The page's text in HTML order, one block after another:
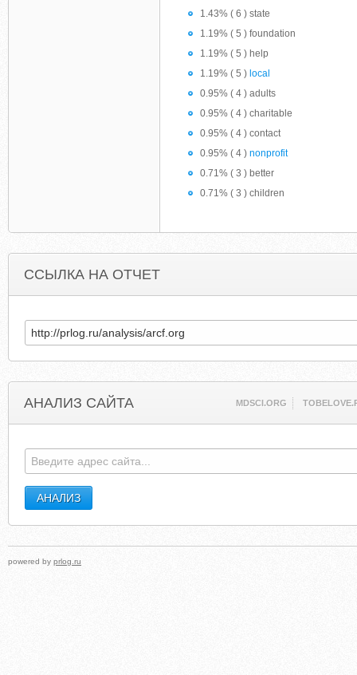
1.43% ( 6 ) state
1.19% ( 5 ) foundation
1.19% ( 5 ) help
1.19% ( 5 ) local
0.95% ( 4 ) adults
0.95% ( 4 ) charitable
0.95% ( 4 ) contact
0.95% ( 4 ) nonprofit
0.71% ( 3 ) better
0.71% ( 3 ) children
ССЫЛКА НА ОТЧЕТ
АНАЛИЗ САЙТА MDSCI.ORG
powered by prlog.ru